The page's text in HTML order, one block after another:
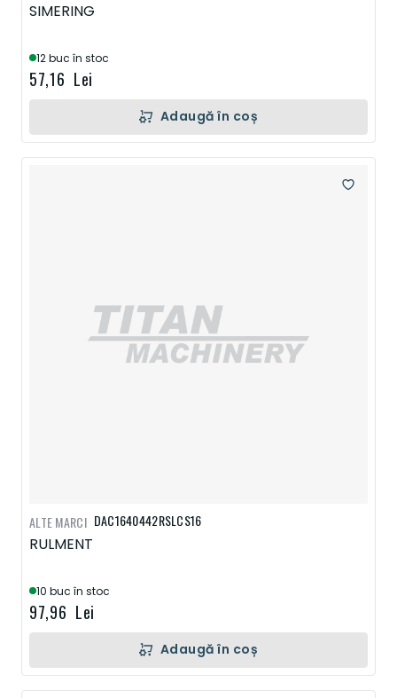
SIMERING
12 buc în stoc
57,16 Lei
Adaugă în coș
DAC1640442RSLCS16
RULMENT
10 buc în stoc
97,96 Lei
ALTE MARCI
Adaugă în coș